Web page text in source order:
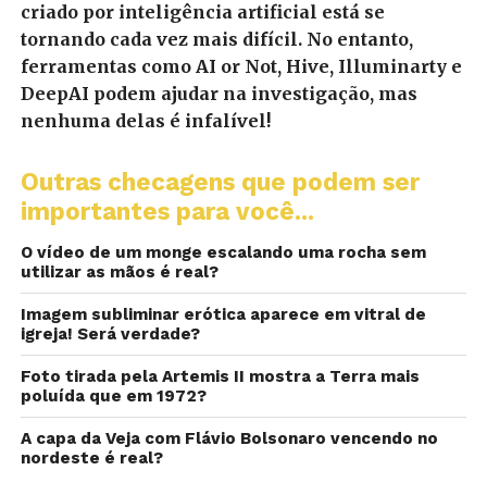
criado por inteligência artificial está se
tornando cada vez mais difícil. No entanto,
ferramentas como AI or Not, Hive, Illuminarty e
DeepAI podem ajudar na investigação, mas
nenhuma delas é infalível!
Outras checagens que podem ser
importantes para você...
O vídeo de um monge escalando uma rocha sem
utilizar as mãos é real?
Imagem subliminar erótica aparece em vitral de
igreja! Será verdade?
Foto tirada pela Artemis II mostra a Terra mais
poluída que em 1972?
A capa da Veja com Flávio Bolsonaro vencendo no
nordeste é real?